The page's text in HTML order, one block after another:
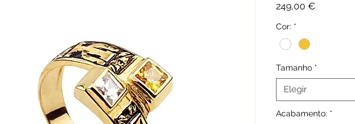
249,00 €
Cor: *
Tamanho *
Elegir
Acabamento: *